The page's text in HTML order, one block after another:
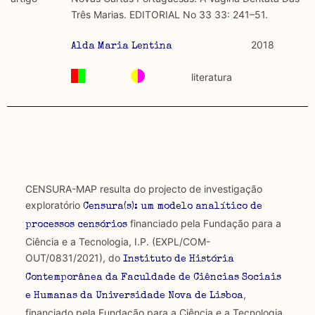
académicos.
Limitações
produzidos até 2022, contudo não foi possível ter acesso
incluídas.
discurso e uso da liberdade de expressão. Trata-se de
uma censura que é omnipresente, dado que é
Regulatória e Constitutiva : são combinadas ambas
abordagens.
Combinação teórico-empírica
Os resultados obtidos podem ser exportados em formato
.csv para importação em programas de folha de cálculo
Três Marias. EDITORIAL No 33 33: 241–51.
Alda Maria Lentina 2018
literatura
CENSURA-MAP resulta do projecto de investigação
exploratório Censura(s): um modelo analítico de
processos censóriosfinanciado pela Fundação para a
Ciência e a Tecnologia, I.P. (EXPL/COM-
OUT/0831/2021), do Instituto de História
Contemporânea da Faculdade de Ciências Sociais
e Humanas da Universidade Nova de Lisboa,
financiado pela Fundação para a Ciência e a Tecnologia,